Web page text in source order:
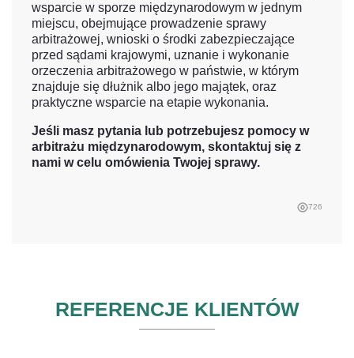
wsparcie w sporze międzynarodowym w jednym
miejscu, obejmujące prowadzenie sprawy
arbitrażowej, wnioski o środki zabezpieczające
przed sądami krajowymi, uznanie i wykonanie
orzeczenia arbitrażowego w państwie, w którym
znajduje się dłużnik albo jego majątek, oraz
praktyczne wsparcie na etapie wykonania.
Jeśli masz pytania lub potrzebujesz pomocy w
arbitrażu międzynarodowym, skontaktuj się z
nami w celu omówienia Twojej sprawy.
726
REFERENCJE KLIENTÓW